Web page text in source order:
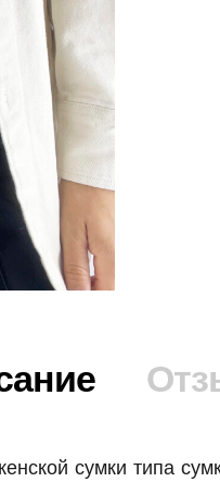
сумки типа